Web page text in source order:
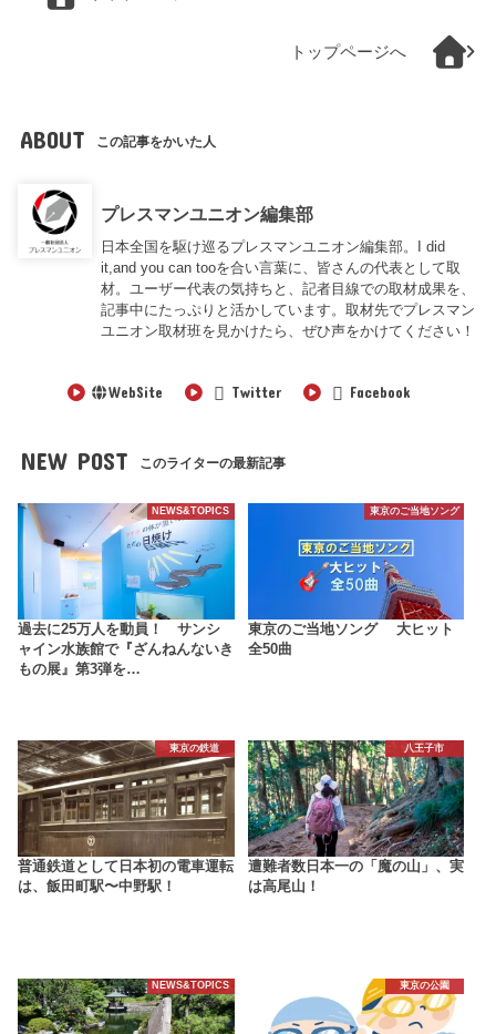
トップページへ
ABOUT この記事をかいた人
プレスマンユニオン編集部
日本全国を駆け巡るプレスマンユニオン編集部。I did
it,and you can tooを合い言葉に、皆さんの代表として取
材。ユーザー代表の気持ちと、記者目線での取材成果を、
記事中にたっぷりと活かしています。取材先でプレスマン
ユニオン取材班を見かけたら、ぜひ声をかけてください！
WebSite Twitter Facebook
NEW POST このライターの最新記事
NEWS&TOPICS
過去に25万人を動員！ サンシ
ャイン水族館で『ざんねんないき
もの展』第3弾を…
東京のご当地ソング
東京のご当地ソング 大ヒット
全50曲
東京の鉄道
普通鉄道として日本初の電車運転
は、飯田町駅〜中野駅！
八王子市
遭難者数日本一の「魔の山」、実
は高尾山！
NEWS&TOPICS 東京の公園